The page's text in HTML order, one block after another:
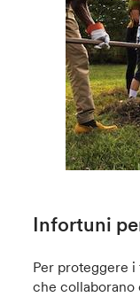
Infortuni
Per proteggere
che collaborano